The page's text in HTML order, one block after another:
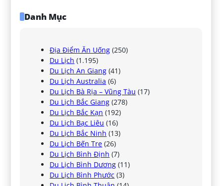
Danh Mục
Địa Điểm Ăn Uống (250)
Du Lịch (1.195)
Du Lịch An Giang (41)
Du Lịch Australia (6)
Du Lịch Bà Rịa – Vũng Tàu (17)
Du Lịch Bắc Giang (278)
Du Lịch Bắc Kạn (192)
Du Lịch Bạc Liêu (16)
Du Lịch Bắc Ninh (13)
Du Lịch Bến Tre (26)
Du Lịch Bình Định (7)
Du Lịch Bình Dương (11)
Du Lịch Bình Phước (3)